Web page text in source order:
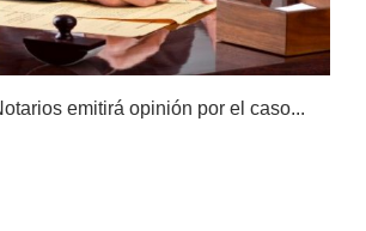
emitirá opinión por el caso...